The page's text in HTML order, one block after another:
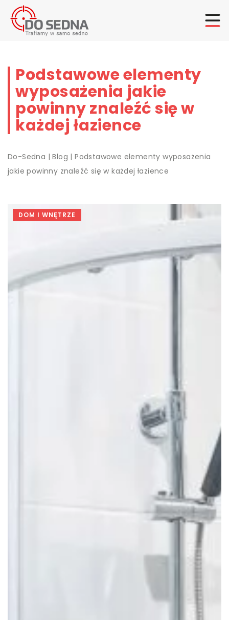
Podstawowe elementy
wyposażenia jakie
powinny znaleźć się w
każdej łazience
Do-Sedna |Blog |Podstawowe elementy wyposażenia
jakie powinny znaleźć się w każdej łazience
DOM I WNĘTRZE